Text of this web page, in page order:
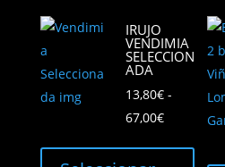
IRUJO
VENDIMIA
SELECCION
ADA
13,80€ -
67,00€Rango
precios: